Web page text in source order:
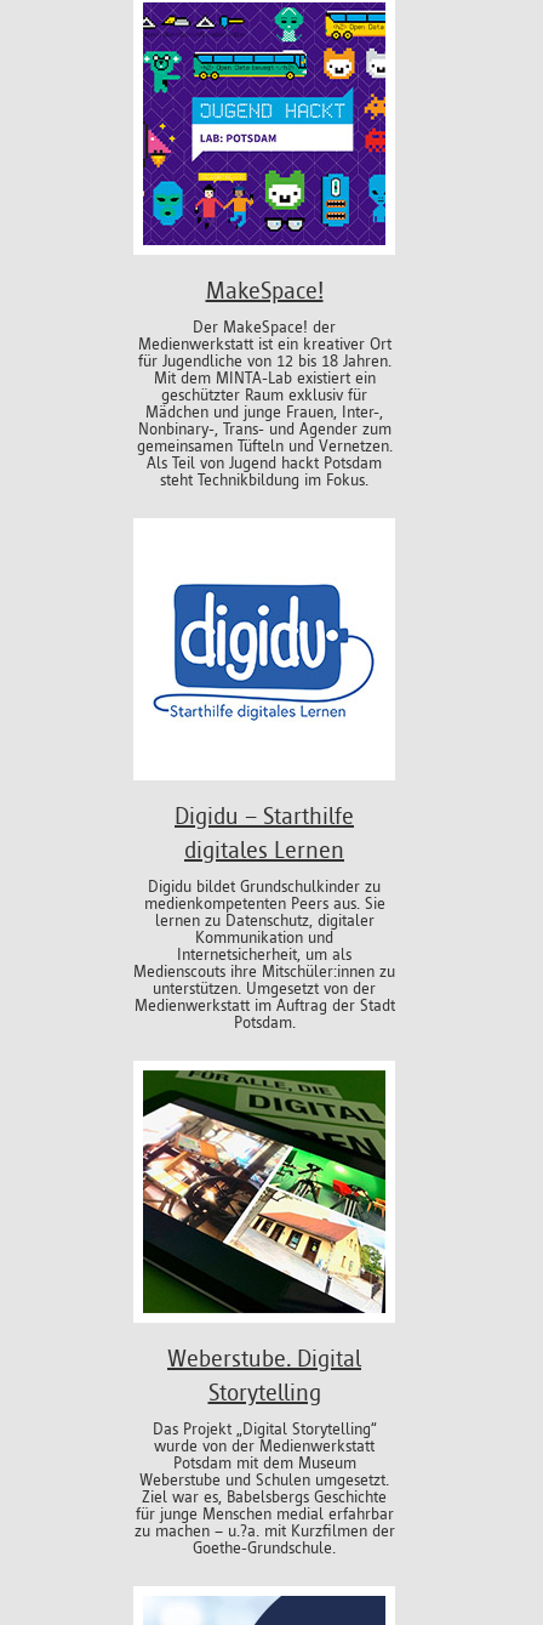
MakeSpace!
Der MakeSpace! der
Medienwerkstatt ist ein kreativer Ort
für Jugendliche von 12 bis 18 Jahren.
Mit dem MINTA-Lab existiert ein
geschützter Raum exklusiv für
Mädchen und junge Frauen, Inter-,
Nonbinary-, Trans- und Agender zum
gemeinsamen Tüfteln und Vernetzen.
Als Teil von Jugend hackt Potsdam
steht Technikbildung im Fokus.
Digidu – Starthilfe
digitales Lernen
Digidu bildet Grundschulkinder zu
medienkompetenten Peers aus. Sie
lernen zu Datenschutz, digitaler
Kommunikation und
Internetsicherheit, um als
Medienscouts ihre Mitschüler:innen zu
unterstützen. Umgesetzt von der
Medienwerkstatt im Auftrag der Stadt
Potsdam.
Weberstube. Digital
Storytelling
Das Projekt „Digital Storytelling“
wurde von der Medienwerkstatt
Potsdam mit dem Museum
Weberstube und Schulen umgesetzt.
Ziel war es, Babelsbergs Geschichte
für junge Menschen medial erfahrbar
zu machen – u.?a. mit Kurzfilmen der
Goethe-Grundschule.